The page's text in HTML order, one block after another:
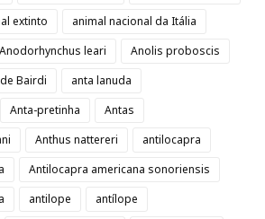
extinto
animal nacional da Itália
Anodorhynchus leari
Anolis proboscis
Bairdi
anta lanuda
Anta-pretinha
Antas
Anthus nattereri
antilocapra
Antilocapra americana sonoriensis
antilope
antílope